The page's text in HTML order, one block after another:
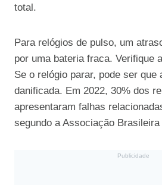
total.
Para relógios de pulso, um
por uma bateria fraca. Verifique
Se o relógio parar, pode ser que
danificada. Em 2022, 30% dos
apresentaram falhas
segundo a Associação
Publicidade